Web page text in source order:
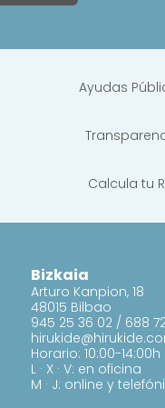
Ayudas
Calcula tu
Bizkaia
Arturo Kanpion, 18
48015 Bilbao
945 25 36 02 / 688
Horario: 10:00-14:00h
L · X · V: en oficina
M · J: online y